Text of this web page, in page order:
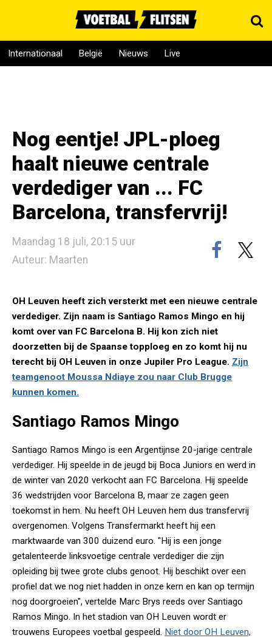
Internationaal België Nieuws Live
Nog eentje! JPL-ploeg
haalt nieuwe centrale
verdediger van ... FC
Barcelona, transfervrij!
Maandag 18 juli, 20:15 uur
Auteur: Maarten
OH Leuven heeft zich versterkt met een nieuwe centrale
verdediger. Zijn naam is Santiago Ramos Mingo en hij
komt over van FC Barcelona B. Hij kon zich niet
doorzetten bij de Spaanse topploeg en zo komt hij nu
terecht bij OH Leuven in onze Jupiler Pro League. Zijn
teamgenoot Moussa Ndiaye zou naar Club Brugge
kunnen komen.
Santiago Ramos Mingo
Santiago Ramos Mingo is een Argentijnse 20-jarige centrale
verdediger. Hij speelde in de jeugd bij Boca Juniors en werd in
de winter van 2020 verkocht aan FC Barcelona. Hij speelde
36 wedstrijden voor Barcelona B, maar ze zagen geen
toekomst in hem. Nu heeft OH Leuven hem dus transfervrij
overgenomen. Volgens Transfermarkt heeft hij een
marktwaarde van 300 duizend euro. "Hij is een jonge
getalenteerde linksvoetige centrale verdediger die zijn
opleiding bij twee grote clubs genoot. Hij beschikt over een
profiel dat we nog niet hadden in onze kern en kan op termijn
nog doorgroeien", vertelde Marc Brys reeds over Santiago
Ramos Mingo. In het stadion van OH Leuven wordt er
trouwens Europees voetbal gespeeld. Niet door OH Leuven,